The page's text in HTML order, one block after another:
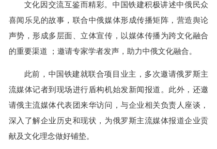
文化因交流互鉴而精彩。中国铁建积极讲述中俄民众
喜闻乐见的故事，联合中俄媒体形成传播矩阵，营造舆论
声势，形成多层面、立体宣传，以媒体传播为跨文化融合
的重要渠道 ；邀请专家学者发声，助力中俄文化融合。
此前，中国铁建就联合项目业主，多次邀请俄罗斯主
流媒体记者到现场进行盾构机始发新闻报道。此外，还邀
请俄主流媒体代表团来华访问，与企业相关负责人座谈，
深入了解企业历史和现状，为俄罗斯主流媒体报道企业贡
献及文化理念做好铺垫。